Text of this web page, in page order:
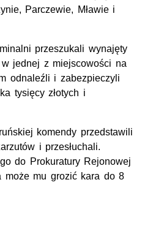
Parczewie, Mławie i
przeszukali wynajęty
jednej z miejscowości na
odnaleźli i zabezpieczyli
tysięcy złotych i
komendy przedstawili
i przesłuchali.
do Prokuratury Rejonowej
może mu grozić kara do 8